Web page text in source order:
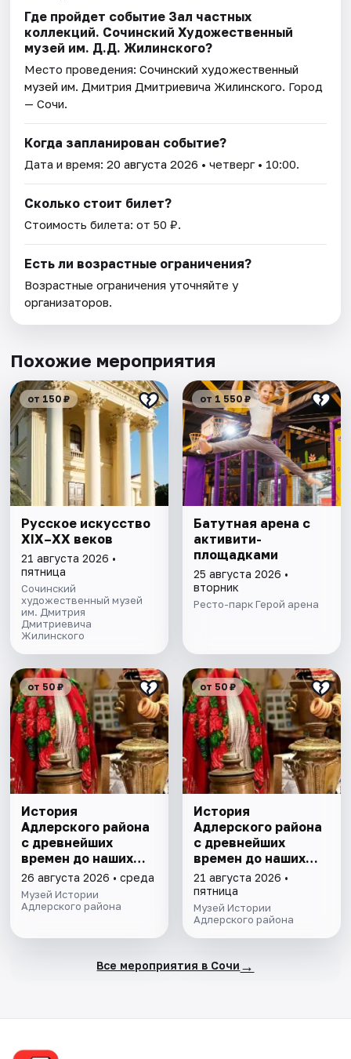
Где пройдет событие Зал частных
коллекций. Сочинский Художественный
музей им. Д.Д. Жилинского?
Место проведения:Сочинский художественный
музей им. Дмитрия Дмитриевича Жилинского. Город
— Сочи.
Когда запланирован событие?
Дата и время:20 августа 2026 • четверг • 10:00.
Сколько стоит билет?
Стоимость билета: от 50 ₽.
Есть ли возрастные ограничения?
Возрастные ограничения уточняйте у
организаторов.
Похожие мероприятия
от 150 ₽
Русское искусство
XIX–XX веков
21 августа 2026 •
пятница
Сочинский
художественный музей
им. Дмитрия
Дмитриевича
Жилинского
от 1 550 ₽
Батутная арена с
активити-
площадками
25 августа 2026 •
вторник
Ресто-парк Герой арена
от 50 ₽
История
Адлерского района
с древнейших
времен до наших
дней. Экскурсия
26 августа 2026 • среда
Музей Истории
Адлерского района
от 50 ₽
История
Адлерского района
с древнейших
времен до наших
дней. Экскурсия
21 августа 2026 •
пятница
Музей Истории
Адлерского района
Все мероприятия в Сочи →